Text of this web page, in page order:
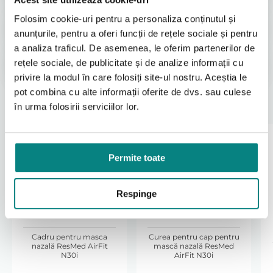
Folosim cookie-uri pentru a personaliza conținutul și
anunțurile, pentru a oferi funcții de rețele sociale și pentru
a analiza traficul. De asemenea, le oferim partenerilor de
rețele sociale, de publicitate și de analize informații cu
privire la modul în care folosiți site-ul nostru. Aceștia le
pot combina cu alte informații oferite de dvs. sau culese
în urma folosirii serviciilor lor.
Permite toate
Respinge
Când este recomandată înlocuirea
pernuței
când etanșarea nu mai este eficientă
în cazul apariției disconfortului nazal
atunci când materialul prezintă semne vizibile
de uzură
legislației aplicabile produselor de uz individual.
Pentru produsele aflate în stoc, livrarea se realizează,
de regulă, în2–3 zile lucrătoare. Pentru produsele la
comandă specială, termenul de livrare poate varia și
va fi comunicat la confirmarea comenzii.
Cât durează livrarea?
Pot returna produsul?
Produse Recomandate
9%
Cadru pentru masca
nazală ResMed AirFit
N30i
Curea pentru cap pentru
mască nazală ResMed
AirFit N30i